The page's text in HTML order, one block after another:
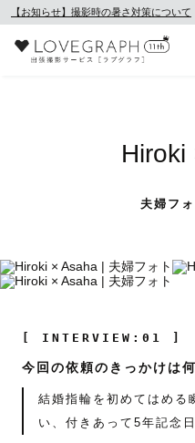
【お知らせ】撮影時の暑さ対策について
Hiroki
夫婦フ
[ INTERVIEW:01 ]
今回の依頼のきっかけは
結婚指輪を初めてはめる
い、付きあって5年記念